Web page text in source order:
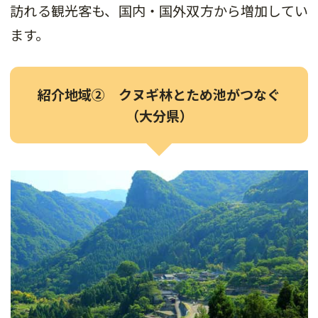
訪れる観光客も、国内・国外双方から増加してい
ます。
紹介地域② クヌギ林とため池がつなぐ
（大分県）